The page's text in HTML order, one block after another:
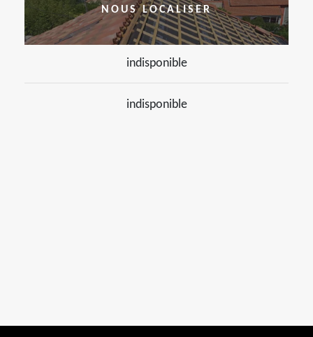
NOUS LOCALISER
indisponible
indisponible